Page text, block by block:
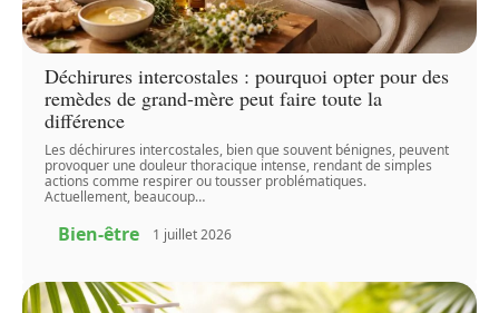
Déchirures intercostales : pourquoi opter pour des
remèdes de grand-mère peut faire toute la
différence
Les déchirures intercostales, bien que souvent bénignes, peuvent
provoquer une douleur thoracique intense, rendant de simples
actions comme respirer ou tousser problématiques.
Actuellement, beaucoup…
Bien-être 1 juillet 2026